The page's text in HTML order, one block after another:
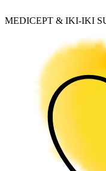
MEDICEPT & IKI-IKI